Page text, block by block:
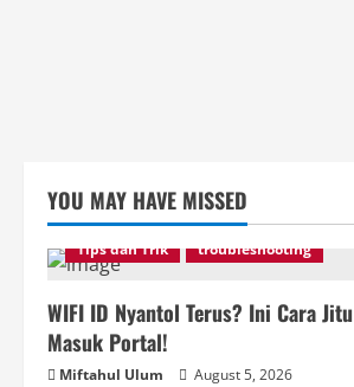
YOU MAY HAVE MISSED
Tips dan Trik troubleshooting
WIFI ID Nyantol Terus? Ini Cara Jitu
Masuk Portal!
Miftahul Ulum August 5, 2026